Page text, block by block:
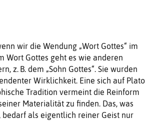
wir die Wendung „Wort Gottes“ im
Wort Gottes geht es wie anderen
z. B. dem „Sohn Gottes“. Sie wurden
Wirklichkeit. Eine sich auf Plato
Tradition vermeint die Reinform
Materialität zu finden. Das, was
als eigentlich reiner Geist nur